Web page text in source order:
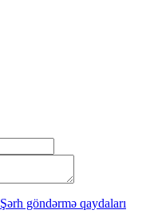
Şərh göndərmə qaydaları